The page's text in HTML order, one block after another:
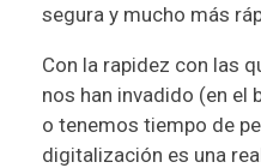
segura y mucho más
Con la rapidez con las
nos han invadido (en el
o tenemos tiempo de
digitalización es una